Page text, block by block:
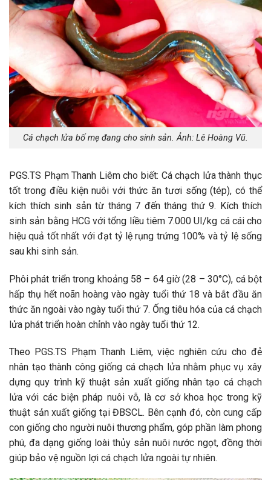
Cá chạch lửa bố mẹ đang cho sinh sản. Ảnh: Lê Hoàng Vũ.
PGS.TS Phạm Thanh Liêm cho biết: Cá chạch lửa thành thục
tốt trong điều kiện nuôi với thức ăn tươi sống (tép), có thể
kích thích sinh sản từ tháng 7 đến tháng thứ 9. Kích thích
sinh sản bằng HCG với tổng liều tiêm 7.000 UI/kg cá cái cho
hiệu quả tốt nhất với đạt tỷ lệ rụng trứng 100% và tỷ lệ sống
sau khi sinh sản.
Phôi phát triển trong khoảng 58 – 64 giờ (28 – 30°C), cá bột
hấp thụ hết noãn hoàng vào ngày tuổi thứ 18 và bắt đầu ăn
thức ăn ngoài vào ngày tuổi thứ 7. Ống tiêu hóa của cá chạch
lửa phát triển hoàn chỉnh vào ngày tuổi thứ 12.
Theo PGS.TS Phạm Thanh Liêm, việc nghiên cứu cho đẻ
nhân tạo thành công giống cá chạch lửa nhằm phục vụ xây
dựng quy trình kỹ thuật sản xuất giống nhân tạo cá chạch
lửa với các biện pháp nuôi vỗ, là cơ sở khoa học trong kỹ
thuật sản xuất giống tại ĐBSCL. Bên cạnh đó, còn cung cấp
con giống cho người nuôi thương phẩm, góp phần làm phong
phú, đa dạng giống loài thủy sản nuôi nước ngọt, đồng thời
giúp bảo vệ nguồn lợi cá chạch lửa ngoài tự nhiên.